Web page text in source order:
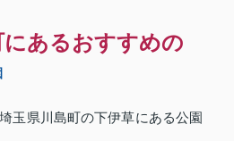
あるおすすめの
玉県川島町の下伊草にある公園